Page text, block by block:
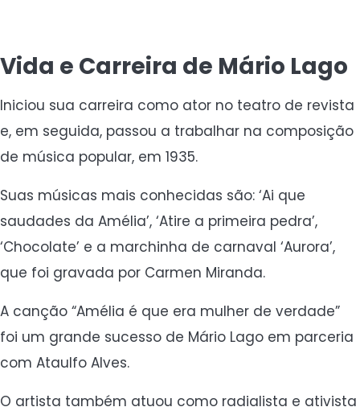
Vida e Carreira de Mário Lago
Iniciou sua carreira como ator no teatro de revista
e, em seguida, passou a trabalhar na composição
de música popular, em 1935.
Suas músicas mais conhecidas são: ‘Ai que
saudades da Amélia’, ‘Atire a primeira pedra’,
‘Chocolate’ e a marchinha de carnaval ‘Aurora’,
que foi gravada por Carmen Miranda.
A canção “Amélia é que era mulher de verdade”
foi um grande sucesso de Mário Lago em parceria
com Ataulfo Alves.
O artista também atuou como radialista e ativista